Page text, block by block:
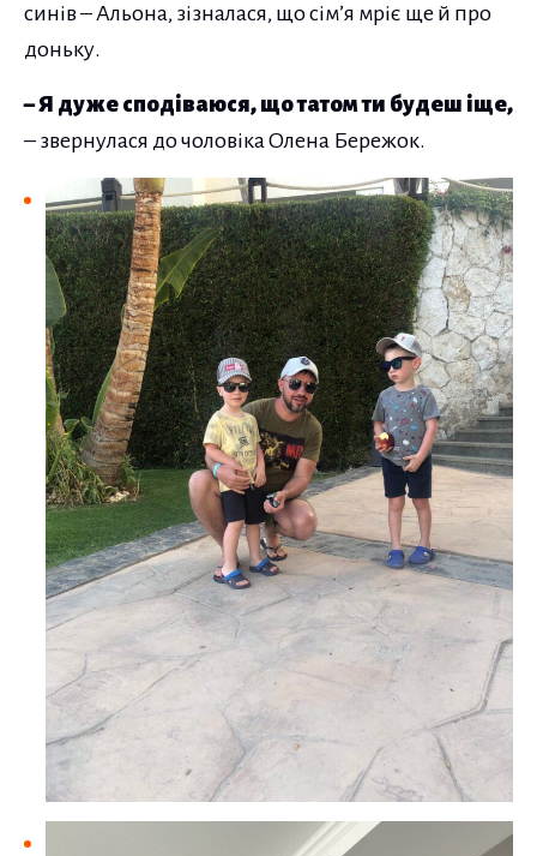
синів – Альона, зізналася, що сім’я мріє ще й про
доньку.
– Я дуже сподіваюся, що татом ти будеш іще,
– звернулася до чоловіка Олена Бережок.